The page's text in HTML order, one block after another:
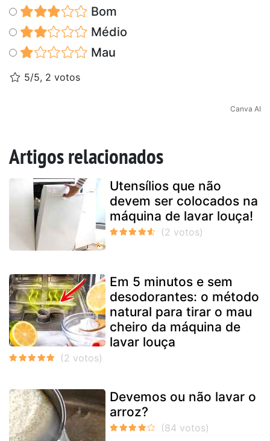
Bom
Médio
Mau
5/5, 2 votos
Canva AI
Artigos relacionados
Utensílios que não
devem ser colocados na
máquina de lavar louça!
Em 5 minutos e sem
desodorantes: o método
natural para tirar o mau
cheiro da máquina de
lavar louça
Devemos ou não lavar o
arroz?